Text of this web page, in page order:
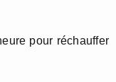
pour réchauffer